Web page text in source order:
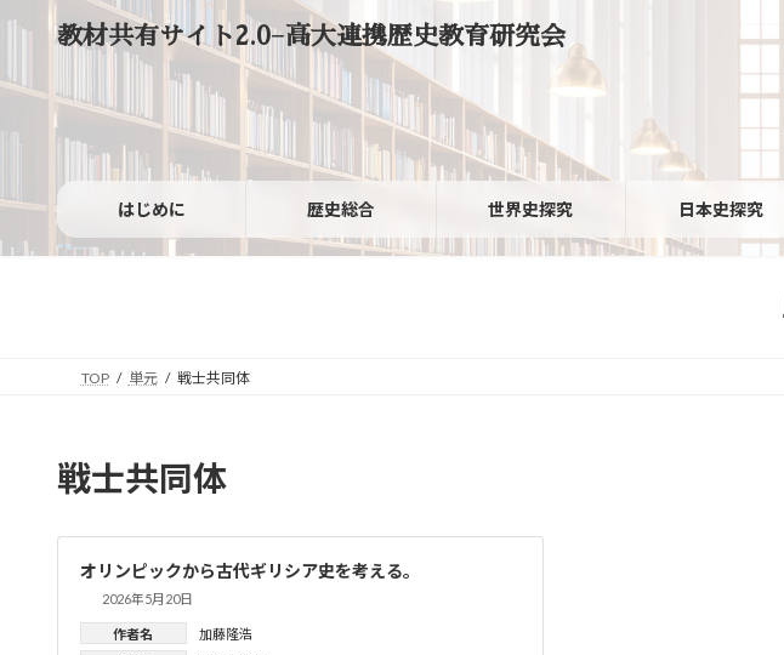
ン
ッ
ー
移
教材共有サイト2.0−高大連携歴史教育研究会
はじめに 歴史総合 世界史探究 日本史探究
TOP 単元 戦士共同体
戦士共同体
オリンピックから古代ギリシア史を考える。
2026年5月20日
作者名 加藤隆浩